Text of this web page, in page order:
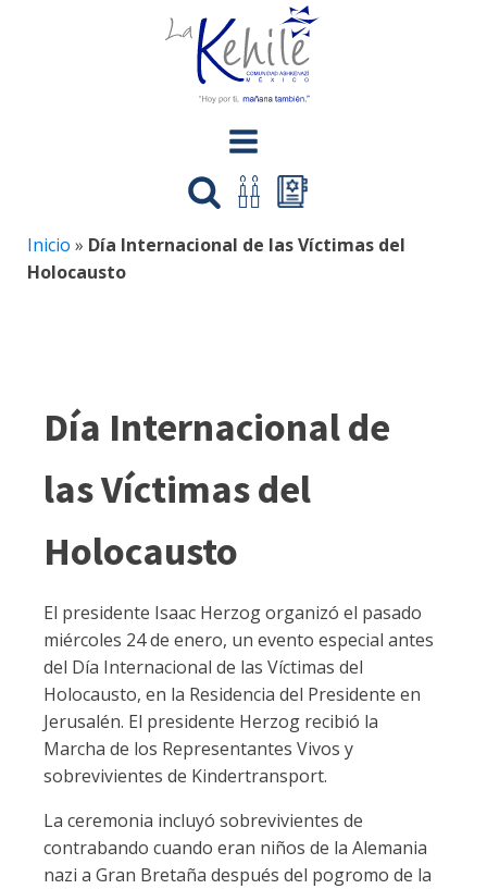
Inicio » Día Internacional de las Víctimas del
Holocausto
Día Internacional de
las Víctimas del
Holocausto
El presidente Isaac Herzog organizó el pasado
miércoles 24 de enero, un evento especial antes
del Día Internacional de las Víctimas del
Holocausto, en la Residencia del Presidente en
Jerusalén. El presidente Herzog recibió la
Marcha de los Representantes Vivos y
sobrevivientes de Kindertransport.
La ceremonia incluyó sobrevivientes de
contrabando cuando eran niños de la Alemania
nazi a Gran Bretaña después del pogromo de la